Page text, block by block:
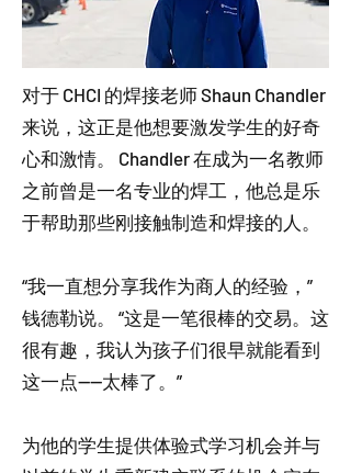
对于 CHCI 的焊接老师 Shaun Chandler
来说，这正是他想要激发学生的好奇
心和激情。 Chandler 在成为一名教师
之前曾是一名专业的焊工，他总是乐
于帮助那些刚接触制造和焊接的人。
“我一直想分享我作为商人的经验，”
钱德勒说。 “这是一笔很棒的交易。这
很有趣，我认为孩子们很早就能看到
这一点——太棒了。”
为他的学生提供体验式学习机会并与